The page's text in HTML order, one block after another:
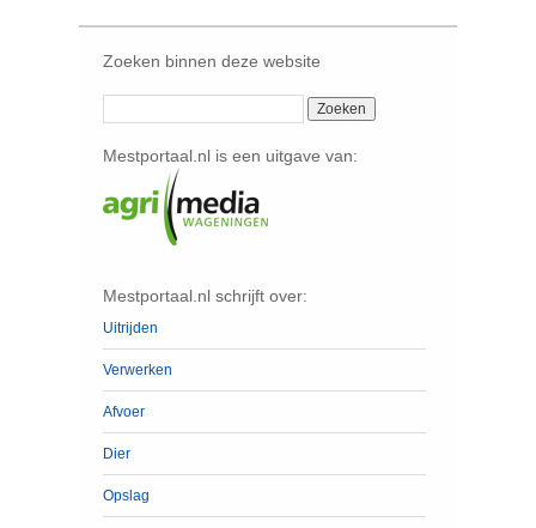
Zoeken binnen deze website
Mestportaal.nl is een uitgave van:
Mestportaal.nl schrijft over:
Uitrijden
Verwerken
Afvoer
Dier
Opslag